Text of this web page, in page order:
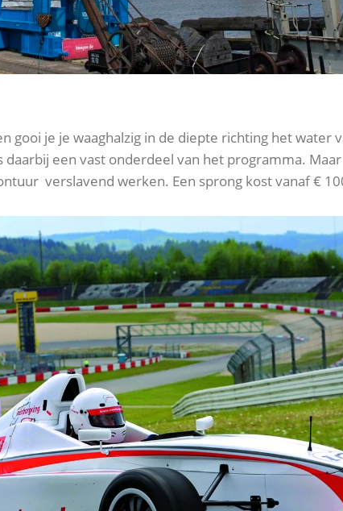
gooi je je waaghalzig in de diepte richting het water
daarbij een vast onderdeel van het programma.
verslavend werken. Een sprong kost vanaf €